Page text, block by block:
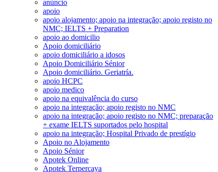
anúncio
apoio
apoio alojamento; apoio na integração; apoio registo no
NMC; IELTS + Preparation
apoio ao domicilio
Apoio domiciliário
apoio domiciliário a idosos
Apoio Domiciliário Sénior
Apoio domiciliário. Geriatría.
apoio HCPC
apoio medico
apoio na equivalência do curso
apoio na integração; apoio registo no NMC
apoio na integração; apoio registo no NMC; preparação
+ exame IELTS suportados pelo hospital
apoio na integração; Hospital Privado de prestígio
Apoio no Alojamento
Apoio Sénior
Apotek Online
Apotek Terpercaya